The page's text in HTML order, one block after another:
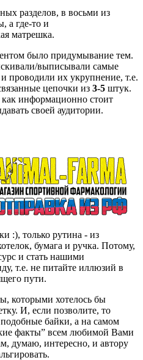
разделов, в восьми из
а где-то и
матрешка.
было придумывание тем.
выписывали самые
проводили их укрупнение, т.е.
цепочки из 3-5 штук.
информационно стоит
своей аудитории.
:), только рутина - из
бумага и ручка. Потому,
и стать нашими
т.е. не питайте иллюзий в
пути.
которыми хотелось бы
И, если позволите, то
байки, а на самом
факты” всем любимой Вами
думаю, интересно, и автору